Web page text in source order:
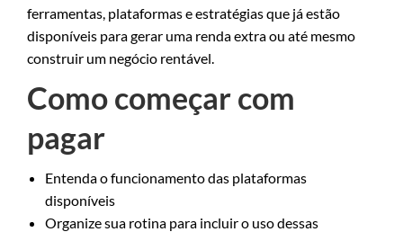
ferramentas, plataformas e estratégias que já estão
disponíveis para gerar uma renda extra ou até mesmo
construir um negócio rentável.
Como começar com
pagar
Entenda o funcionamento das plataformas
disponíveis
Organize sua rotina para incluir o uso dessas